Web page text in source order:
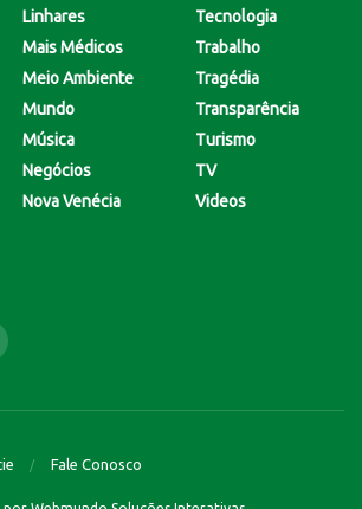
Linhares
Mais Médicos
Meio Ambiente
Mundo
Música
Negócios
Nova Venécia
Tecnologia
Trabalho
Tragédia
Transparência
Turismo
TV
Videos
Fale Conosco